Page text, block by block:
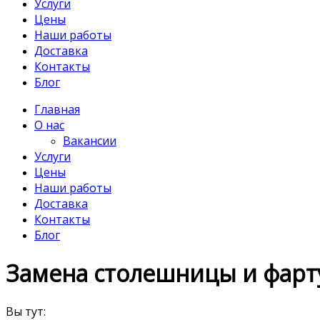
Услуги
Цены
Наши работы
Доставка
Контакты
Блог
Главная
О нас
Вакансии
Услуги
Цены
Наши работы
Доставка
Контакты
Блог
Замена столешницы и
Вы тут: